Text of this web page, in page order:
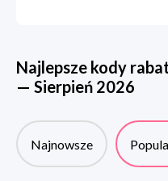
Najlepsze kody
— Sierpień 2026
Najnowsze